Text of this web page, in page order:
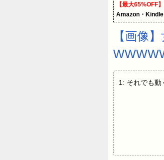
【最大65%OFF】
Amazon・Kindle
【画像
1: それでも